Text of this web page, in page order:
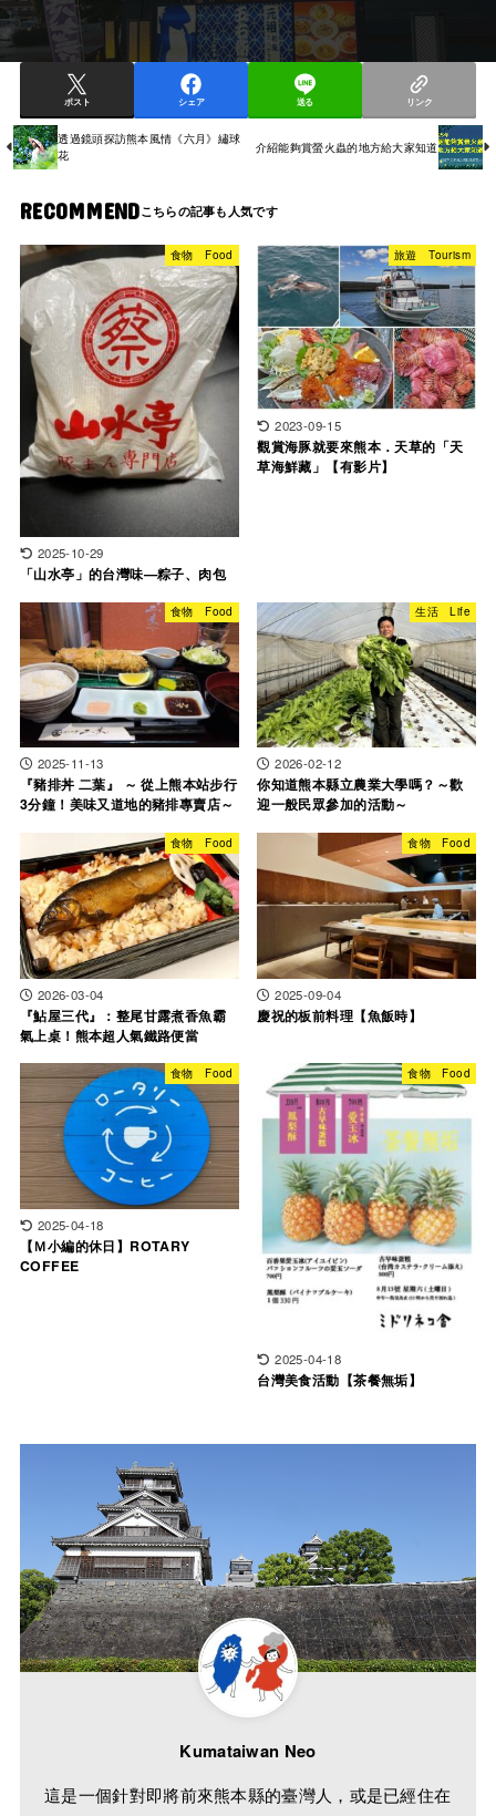
ポスト シェア 送る リンク
透過鏡頭探訪熊本風情《六月》繡球
花
介紹能夠賞螢火蟲的地方給大家知道
RECOMMEND
食物 Food
2025-10-29
「山水亭」的台灣味—粽子、肉包
旅遊 Tourism
2023-09-15
觀賞海豚就要來熊本．天草的「天
草海鮮藏」【有影片】
食物 Food
2025-11-13
『豬排丼 二葉』 ～ 從上熊本站步行
3分鐘！美味又道地的豬排專賣店～
生活 Life
2026-02-12
你知道熊本縣立農業大學嗎？～歡
迎一般民眾參加的活動～
食物 Food
2026-03-04
『鮎屋三代』：整尾甘露煮香魚霸
氣上桌！熊本超人氣鐵路便當
食物 Food
2025-09-04
慶祝的板前料理【魚飯時】
食物 Food
2025-04-18
【Ｍ小編的休日】ROTARY
COFFEE
食物 Food
2025-04-18
台灣美食活動【茶餐無垢】
Kumataiwan Neo
這是一個針對即將前來熊本縣的臺灣人，或是已經住在